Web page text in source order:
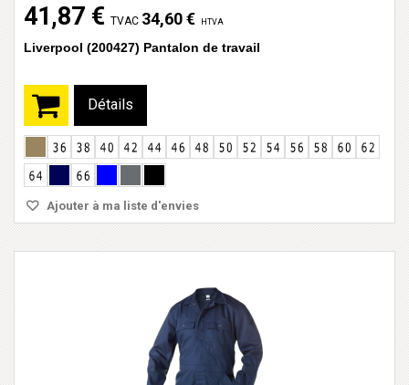
41,87 € TVAC 34,60 € HTVA
Liverpool (200427) Pantalon de travail
Détails
Ajouter à ma liste d'envies